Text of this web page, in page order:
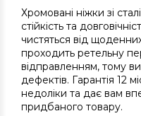
Хромовані ніжки зі
стійкість та
чистяться від
проходить ретельну
відправленням, тому
дефектів. Гарантія 12
недоліки та дає вам
придбаного товару.